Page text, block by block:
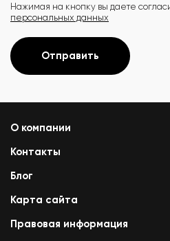
Нажимая на кнопку вы даете
персональных данных
Отправить
О компании
Контакты
Блог
Карта сайта
Правовая информация